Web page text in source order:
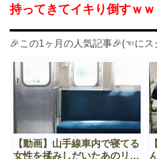
持ってきてイキり倒すｗ
🎉この1ヶ月の人気記事🎉(☜にス
【動画】山手線車内で寝てる
女性を揉みしだいたあのリー